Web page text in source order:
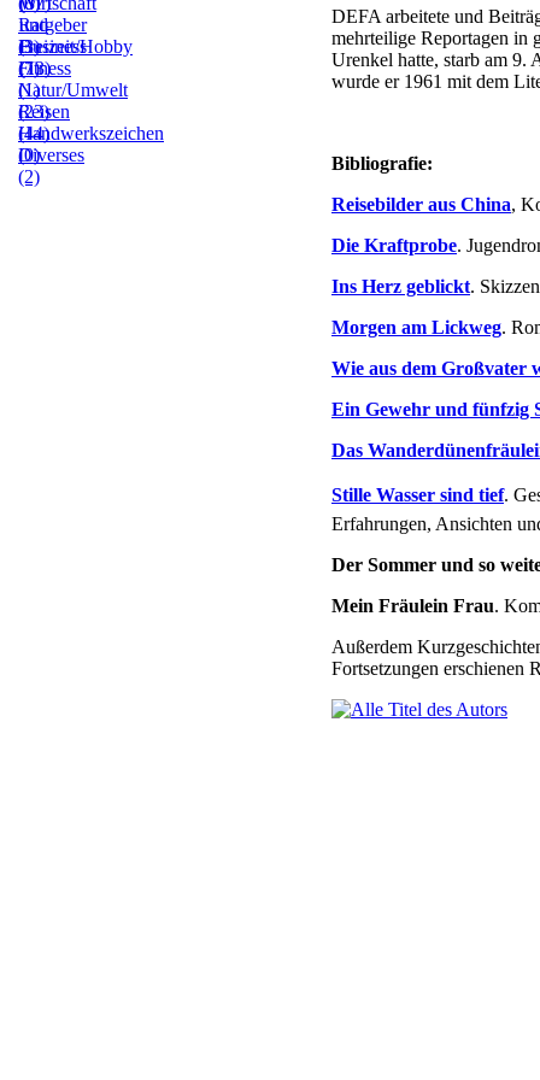
und
Business
(13)
Ratgeber
(3)
Freizeit/Hobby
(7)
Fitness
(1)
Natur/Umwelt
(23)
Reisen
(44)
Handwerkszeichen
(0)
Diverses
(2)
DEFA arbeitete und
mehrteilige Reportagen in
Urenkel hatte, starb am 9.
wurde er 1961 mit dem
Bibliografie:
Reisebilder aus China,
Die Kraftprobe.
Ins Herz geblickt.
Morgen am Lickweg.
Wie aus dem Großvater
Ein Gewehr und fünfzig
Das
Stille Wasser sind tief.
Erfahrungen, Ansichten
Der Sommer und so
Mein Fräulein Frau.
Außerdem
Fortsetzungen erschienen